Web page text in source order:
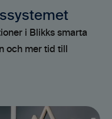
i Blikks smarta
och mer tid till